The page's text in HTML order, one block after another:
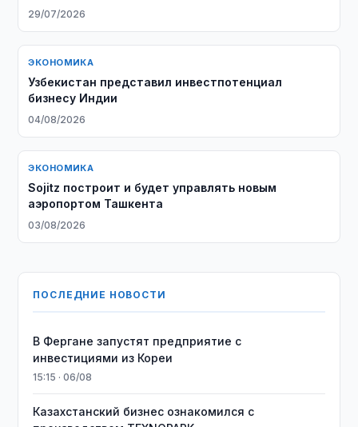
29/07/2026
ЭКОНОМИКА
Узбекистан представил инвестпотенциал
бизнесу Индии
04/08/2026
ЭКОНОМИКА
Sojitz построит и будет управлять новым
аэропортом Ташкента
03/08/2026
ПОСЛЕДНИЕ НОВОСТИ
В Фергане запустят предприятие с
инвестициями из Кореи
15:15 · 06/08
Казахстанский бизнес ознакомился с